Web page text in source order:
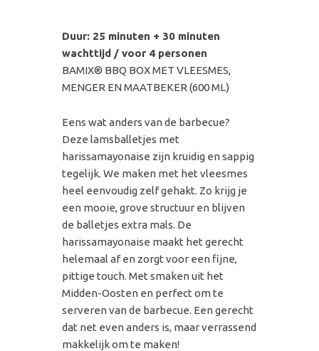
Duur: 25 minuten + 30 minuten
wachttijd / voor 4 personen
BAMIX® BBQ BOX MET VLEESMES,
MENGER EN MAATBEKER (600 ML)
Eens wat anders van de barbecue?
Deze lamsballetjes met
harissamayonaise zijn kruidig en sappig
tegelijk. We maken met het vleesmes
heel eenvoudig zelf gehakt. Zo krijg je
een mooie, grove structuur en blijven
de balletjes extra mals. De
harissamayonaise maakt het gerecht
helemaal af en zorgt voor een fijne,
pittige touch. Met smaken uit het
Midden-Oosten en perfect om te
serveren van de barbecue. Een gerecht
dat net even anders is, maar verrassend
makkelijk om te maken!